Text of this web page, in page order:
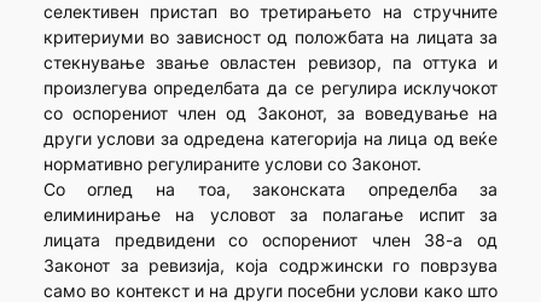
селективен пристап во третирањето на стручните
критериуми во зависност од положбата на лицата за
стекнување звање овластен ревизор, па оттука и
произлегува определбата да се регулира исклучокот
со оспорениот член од Законот, за воведување на
други услови за одредена категорија на лица од веќе
нормативно регулираните услови со Законот.
Со оглед на тоа, законската определба за
елиминирање на условот за полагање испит за
лицата предвидени со оспорениот член 38-а од
Законот за ревизија, која содржински го поврзува
само во контекст и на други посебни услови како што